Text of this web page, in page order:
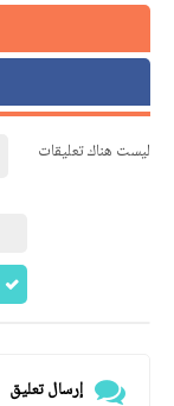
ليست هناك تعليقات
إرسال تعليق